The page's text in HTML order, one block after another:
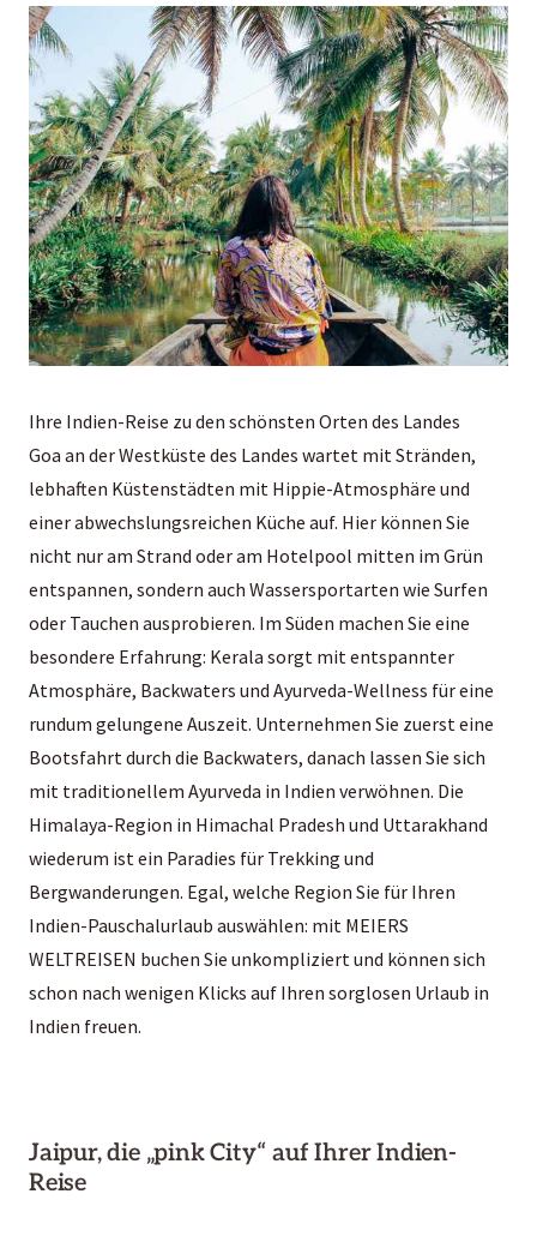
Ihre Indien-Reise zu den schönsten Orten des Landes
Goa an der Westküste des Landes wartet mit Stränden,
lebhaften Küstenstädten mit Hippie-Atmosphäre und
einer abwechslungsreichen Küche auf. Hier können Sie
nicht nur am Strand oder am Hotelpool mitten im Grün
entspannen, sondern auch Wassersportarten wie Surfen
oder Tauchen ausprobieren. Im Süden machen Sie eine
besondere Erfahrung: Kerala sorgt mit entspannter
Atmosphäre, Backwaters und Ayurveda-Wellness für eine
rundum gelungene Auszeit. Unternehmen Sie zuerst eine
Bootsfahrt durch die Backwaters, danach lassen Sie sich
mit traditionellem Ayurveda in Indien verwöhnen. Die
Himalaya-Region in Himachal Pradesh und Uttarakhand
wiederum ist ein Paradies für Trekking und
Bergwanderungen. Egal, welche Region Sie für Ihren
Indien-Pauschalurlaub auswählen: mit MEIERS
WELTREISEN buchen Sie unkompliziert und können sich
schon nach wenigen Klicks auf Ihren sorglosen Urlaub in
Indien freuen.
Jaipur, die „pink City“ auf Ihrer Indien-
Reise